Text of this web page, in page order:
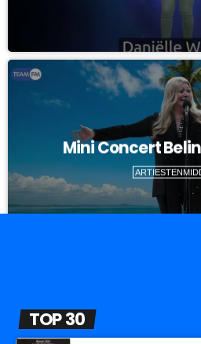
Mini Concert
TOP 30